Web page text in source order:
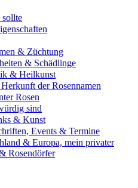
& Züchtung
& Schädlinge
& Heilkunst
der Rosennamen
Rosen
sind
& Kunst
Events & Termine
& Europa, mein privater
Rosendörfer